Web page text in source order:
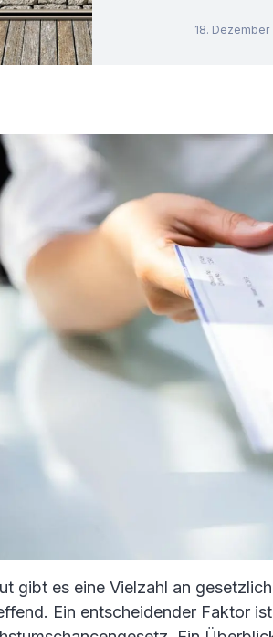
18. Dezember
gibt es eine Vielzahl an
Ein entscheidender Faktor